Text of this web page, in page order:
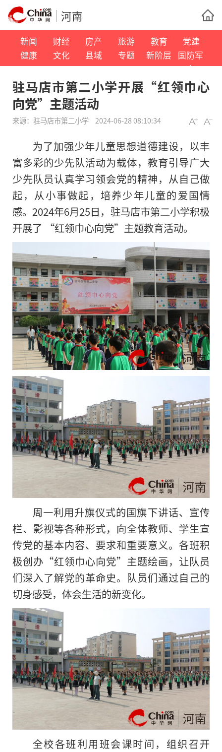
河南
新闻 财经 房产 旅游 教育
党建
健康
文化 县域 专题 新阶层
国防军
事
驻马店市第二小学开展“红领巾心
向党”主题活动
来源： 驻马店市第二小学 2024-06-28 08:10:34
为了加强少年儿童思想道德建设，以丰
富多彩的少先队活动为载体，教育引导广大
少先队员认真学习领会党的精神，从自己做
起，从小事做起，培养少年儿童的爱国情
感。2024年6月25日，驻马店市第二小学积极
开展了 “红领巾心向党”主题教育活动。
周一利用升旗仪式的国旗下讲话、宣传
栏、影视等各种形式，向全体教师、学生宣
传党的基本内容、要求和重要意义。各班积
极创办“红领巾心向党”主题绘画，让队员
们深入了解党的革命史。队员们通过自己的
切身感受，体会生活的新变化。
全校各班利用班会课时间，组织召开